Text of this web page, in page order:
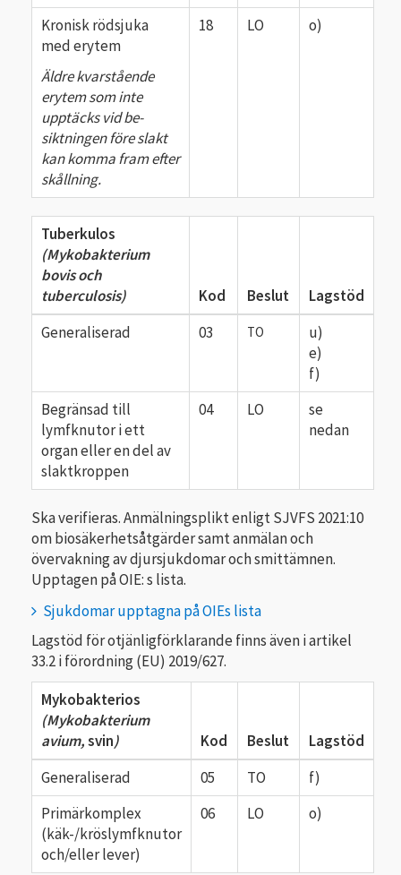
Kronisk rödsjuka
med erytem
Äldre kvarstående
erytem som inte
upptäcks vid be­
siktningen före slakt
kan komma fram efter
skåll­ning.
18 LO o)
Tuberkulos
(Mykobakterium
bovis och
tuberculosis)
Kod Beslut
Lagstöd
Generaliserad
03 TO
u)
e)
f)
Begränsad till
lymfknutor i ett
organ eller en del av
slaktkroppen
04 LO
se
nedan
Ska verifieras. Anmälnings­plikt enligt SJVFS 2021:10
om biosäkerhetsåtgärder samt anmälan och
övervakning av djursjukdomar och smittämnen.
Upptagen på OIE: s lista.
Sjukdomar upptagna på OIEs lista
Lagstöd för otjänligförklarande finns även i artikel
33.2 i förordning (EU) 2019/627.
Mykobakterios
(Mykobakterium
avium,svin) Kod Beslut
Lagstöd
Generaliserad
05 TO
f)
Primärkomplex
(käk-/kröslymfknutor
och/eller lever)
06 LO o)